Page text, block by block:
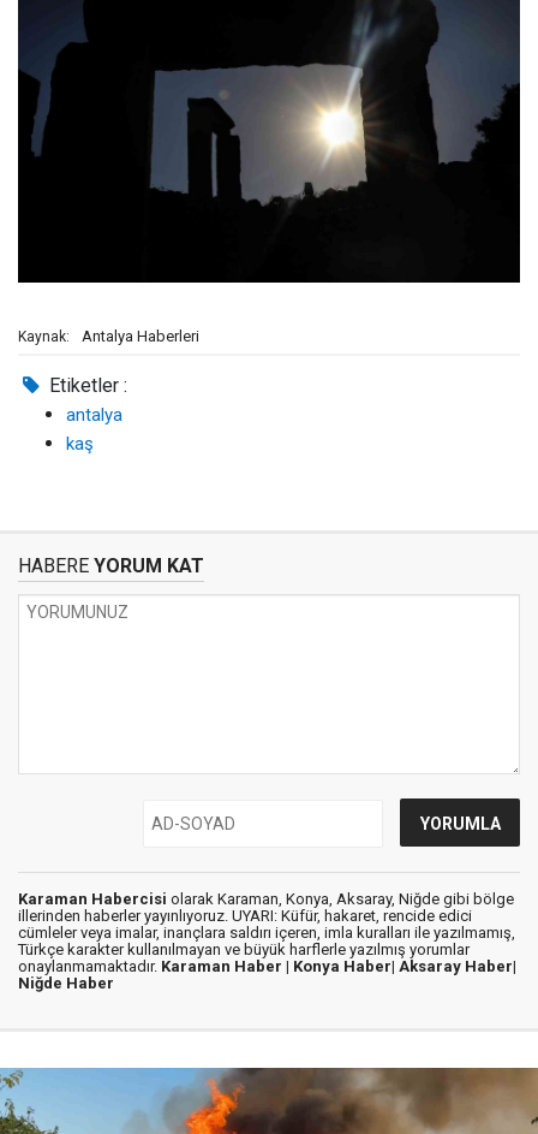
Kaynak: Antalya Haberleri
Etiketler :
antalya
kaş
HABERE YORUM KAT
Karaman Habercisi olarak Karaman, Konya, Aksaray, Niğde gibi bölge
illerinden haberler yayınlıyoruz. UYARI: Küfür, hakaret, rencide edici
cümleler veya imalar, inançlara saldırı içeren, imla kuralları ile yazılmamış,
Türkçe karakter kullanılmayan ve büyük harflerle yazılmış yorumlar
onaylanmamaktadır. Karaman Haber | Konya Haber| Aksaray Haber|
Niğde Haber